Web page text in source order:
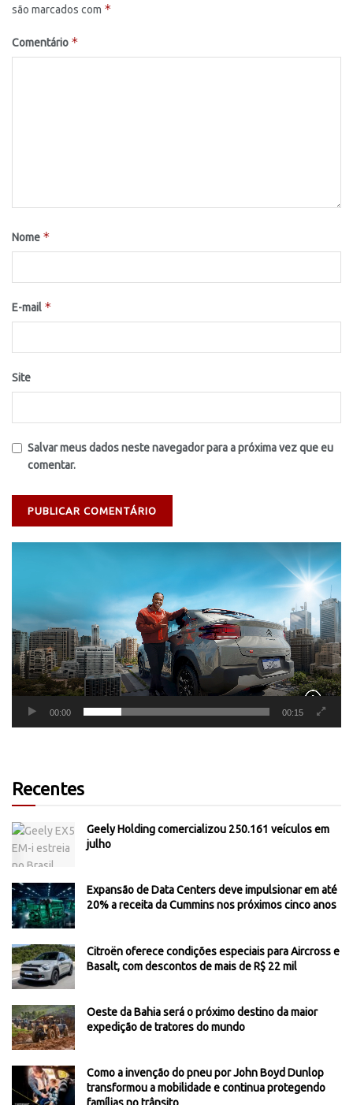
são marcados com *
Comentário *
Nome *
E-mail *
Site
Salvar meus dados neste navegador para a próxima vez que eu
comentar.
00:00 00:15
Recentes
Geely Holding comercializou 250.161 veículos em
julho
Expansão de Data Centers deve impulsionar em até
20% a receita da Cummins nos próximos cinco anos
Citroën oferece condições especiais para Aircross e
Basalt, com descontos de mais de R$ 22 mil
Oeste da Bahia será o próximo destino da maior
expedição de tratores do mundo
Como a invenção do pneu por John Boyd Dunlop
transformou a mobilidade e continua protegendo